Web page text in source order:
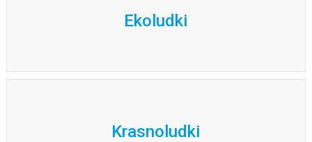
Ekoludki
Krasnoludki